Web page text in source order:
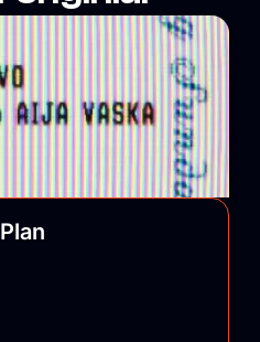
remiasi
su auditorija bei D.I.Y.
Vienas iš
viršenybę prieš
bendruomenę, kurios
regionus.